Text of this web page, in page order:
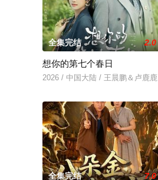
全集完结 2.0
想你的第七个春日
2026 / 中国大陆 / 王晨鹏＆卢鹿鹿
全集完结 7.0